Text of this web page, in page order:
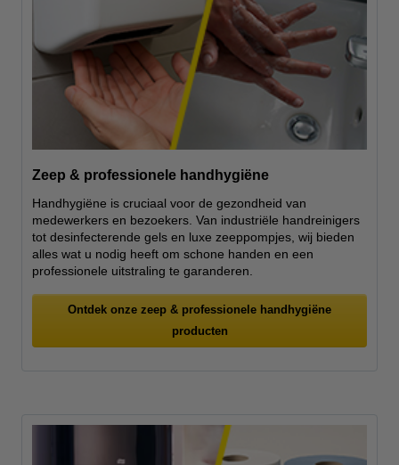
Zeep & professionele handhygiëne
Handhygiëne is cruciaal voor de gezondheid van
medewerkers en bezoekers. Van industriële handreinigers
tot desinfecterende gels en luxe zeeppompjes, wij bieden
alles wat u nodig heeft om schone handen en een
professionele uitstraling te garanderen.
Ontdek onze zeep & professionele handhygiëne
producten